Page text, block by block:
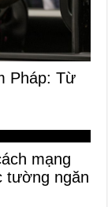
Pháp: Từ
mạng
tường ngăn